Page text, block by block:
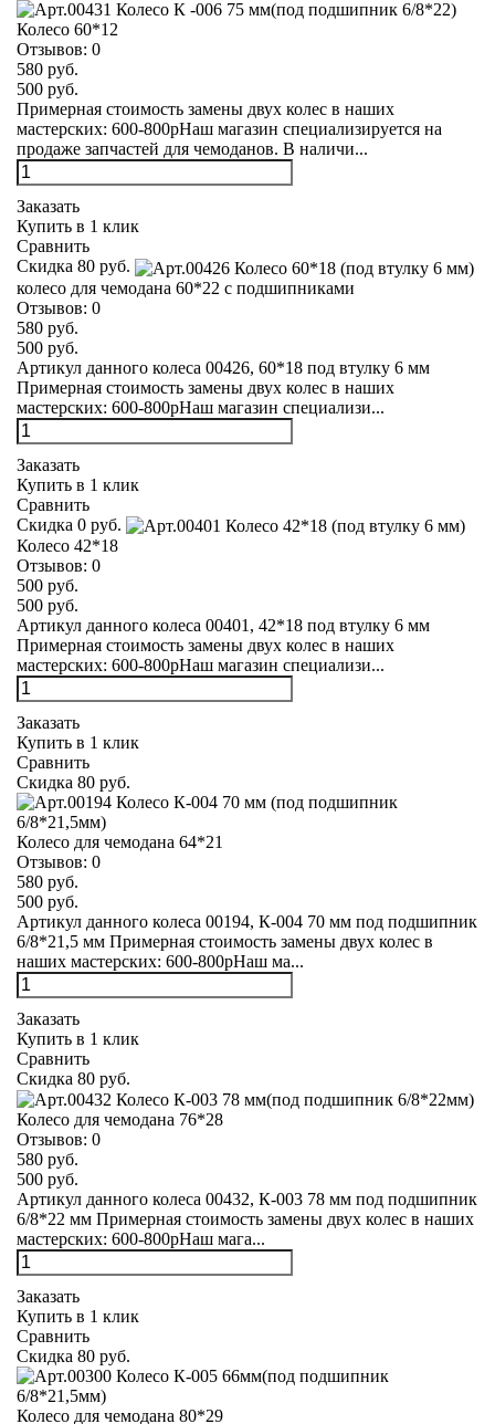
Колесо 60*12
Отзывов: 0
580 руб.
500 руб.
Примерная стоимость замены двух колес в наших
мастерских: 600-800рНаш магазин специализируется на
продаже запчастей для чемоданов. В наличи...
Заказать
Купить в 1 клик
Сравнить
Скидка 80 руб.
колесо для чемодана 60*22 с подшипниками
Отзывов: 0
580 руб.
500 руб.
Артикул данного колеса 00426, 60*18 под втулку 6 мм
Примерная стоимость замены двух колес в наших
мастерских: 600-800рНаш магазин специализи...
Заказать
Купить в 1 клик
Сравнить
Скидка 0 руб.
Колесо 42*18
Отзывов: 0
500 руб.
500 руб.
Артикул данного колеса 00401, 42*18 под втулку 6 мм
Примерная стоимость замены двух колес в наших
мастерских: 600-800рНаш магазин специализи...
Заказать
Купить в 1 клик
Сравнить
Скидка 80 руб.
Колесо для чемодана 64*21
Отзывов: 0
580 руб.
500 руб.
Артикул данного колеса 00194, К-004 70 мм под подшипник
6/8*21,5 мм Примерная стоимость замены двух колес в
наших мастерских: 600-800рНаш ма...
Заказать
Купить в 1 клик
Сравнить
Скидка 80 руб.
Колесо для чемодана 76*28
Отзывов: 0
580 руб.
500 руб.
Артикул данного колеса 00432, К-003 78 мм под подшипник
6/8*22 мм Примерная стоимость замены двух колес в наших
мастерских: 600-800рНаш мага...
Заказать
Купить в 1 клик
Сравнить
Скидка 80 руб.
Колесо для чемодана 80*29